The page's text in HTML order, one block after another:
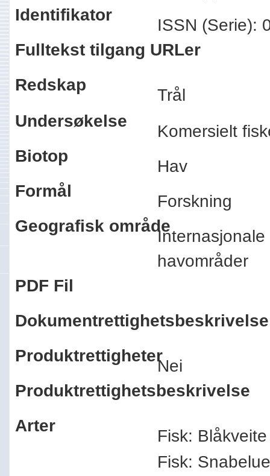
Identifikator
ISSN (Serie):
Fulltekst tilgang URLer
Redskap
Trål
Undersøkelse
Komersielt
Biotop
Hav
Formål
Forskning
Geografisk område
havområder
PDF Fil
Dokumentrettighetsbeskrivelse
Produktrettigheter
Nei
Produktrettighetsbeskrivelse
Arter
Fisk: Blåkveite
Fisk: